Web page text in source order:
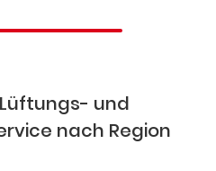
und
nach Region